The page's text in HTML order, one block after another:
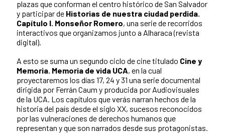
plazas que conforman el centro histórico de San Salvador
y participar de Historias de nuestra ciudad perdida.
Capítulo I. Monseñor Romero, una serie de recorridos
interactivos que organizamos junto a Alharaca (revista
digital).
A esto se suma un segundo ciclo de cine titulado Cine y
Memoria. Memoria de vida UCA, en la cual
proyectaremos los días 17, 24 y 31 una serie documental
dirigida por Ferrán Caum y producida por Audiovisuales
de la UCA. Los capítulos que verás narran hechos de la
historia del país desde el siglo XX, sucesos reconocidos
por las vulneraciones de derechos humanos que
representan y que son narrados desde sus protagonistas.